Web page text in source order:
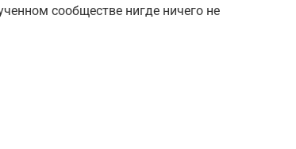
сообществе нигде ничего не